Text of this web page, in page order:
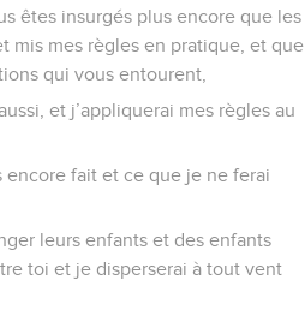
êtes insurgés plus encore que les
mis mes règles en pratique, et que
qui vous entourent,
et j’appliquerai mes règles au
encore fait et ce que je ne ferai
leurs enfants et des enfants
toi et je disperserai à tout vent